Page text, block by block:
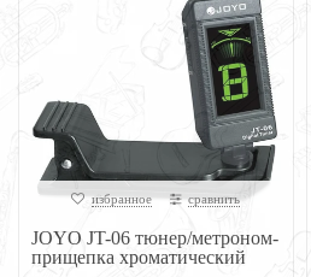
избранное сравнить
JOYO JT-06 тюнер/метроном-
прищепка хроматический